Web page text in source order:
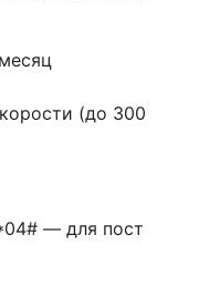
(до 300
— для пост